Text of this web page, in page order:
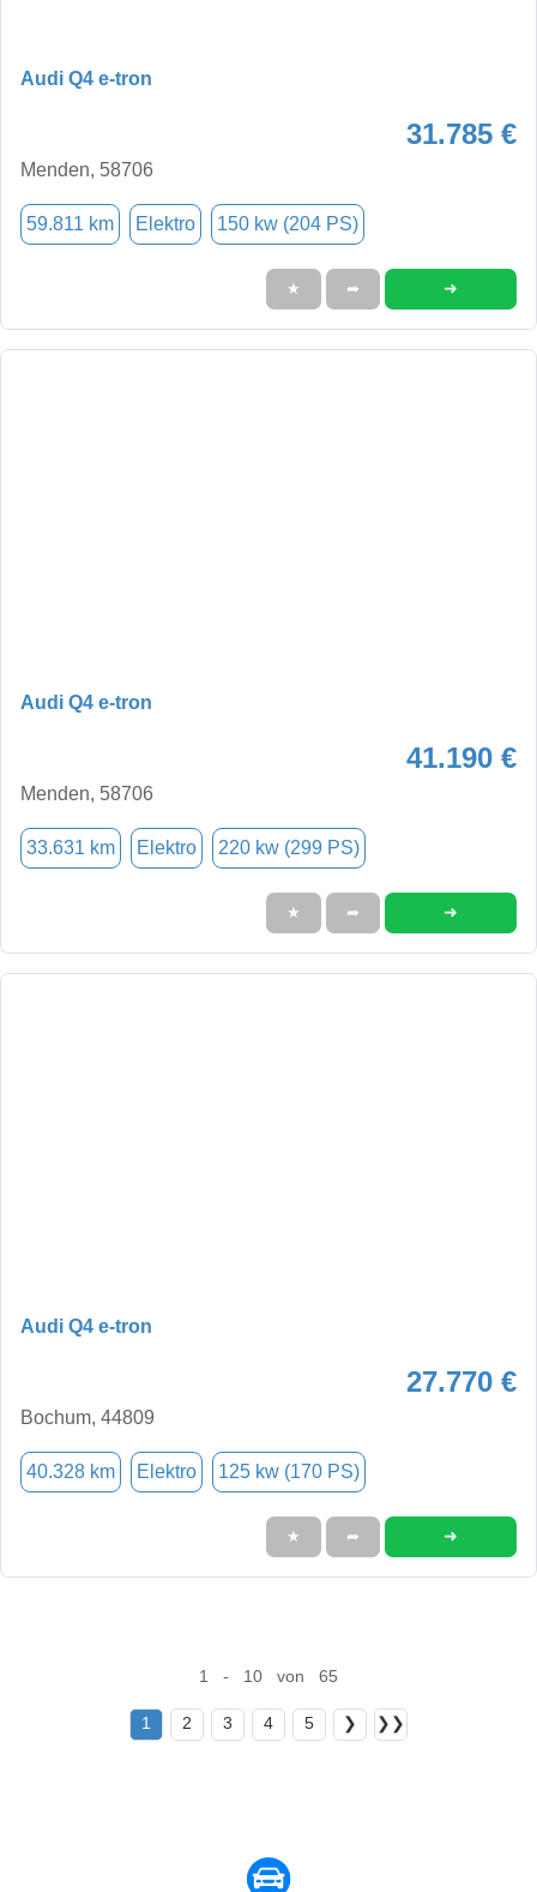
Audi Q4 e-tron
31.785 €
Menden, 58706
59.811 km Elektro 150 kw (204 PS)
★ ➦ ➜
Audi Q4 e-tron
41.190 €
Menden, 58706
33.631 km Elektro 220 kw (299 PS)
★ ➦ ➜
Audi Q4 e-tron
27.770 €
Bochum, 44809
40.328 km Elektro 125 kw (170 PS)
★ ➦ ➜
1 - 10 von 65
1 2 3 4 5 ❯ ❯❯